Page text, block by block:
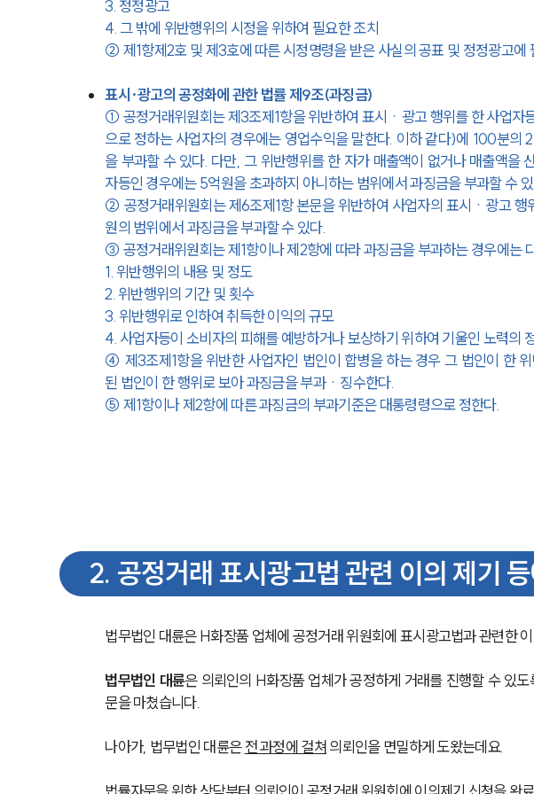
3. 정정광고
4. 그 밖에 위반행위의 시정을 위하여 필요한 조치
② 제1항제2호 및 제3호에 따른 시정명령을 받은 사실의 공표 및 정정광고에
표시·광고의 공정화에 관한 법률 제9조(과징금)
① 공정거래위원회는 제3조제1항을 위반하여 표시ㆍ광고 행위를 한 사업자
으로 정하는 사업자의 경우에는 영업수익을 말한다. 이하 같다)에 100분의
을 부과할 수 있다. 다만, 그 위반행위를 한 자가 매출액이 없거나 매출액을
자등인 경우에는 5억원을 초과하지 아니하는 범위에서 과징금을 부과할 수 있
② 공정거래위원회는 제6조제1항 본문을 위반하여 사업자의 표시ㆍ광고 행
원의 범위에서 과징금을 부과할 수 있다.
③ 공정거래위원회는 제1항이나 제2항에 따라 과징금을 부과하는 경우에는
1. 위반행위의 내용 및 정도
2. 위반행위의 기간 및 횟수
3. 위반행위로 인하여 취득한 이익의 규모
4. 사업자등이 소비자의 피해를 예방하거나 보상하기 위하여 기울인 노력의
④ 제3조제1항을 위반한 사업자인 법인이 합병을 하는 경우 그 법인이 한
된 법인이 한 행위로 보아 과징금을 부과ㆍ징수한다.
⑤ 제1항이나 제2항에 따른 과징금의 부과기준은 대통령령으로 정한다.
2. 공정거래 표시광고법 관련 이의 제기
법무법인 대륜은 H화장품 업체에 공정거래 위원회에 표시광고법과 관련한
법무법인 대륜은 의뢰인의 H화장품 업체가 공정하게 거래를 진행할 수 있
문을 마쳤습니다.
나아가, 법무법인 대륜은 전 과정에 걸쳐 의뢰인을 면밀하게 도왔는데요.